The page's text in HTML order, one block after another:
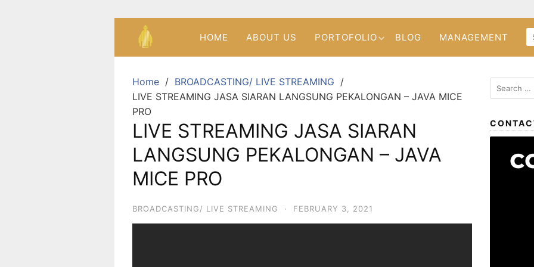
HOME ABOUT US PORTOFOLIO BLOG MANAGEMENT
Home
BROADCASTING/ LIVE STREAMING
LIVE STREAMING JASA SIARAN LANGSUNG PEKALONGAN – JAVA MICE
PRO
LIVE STREAMING JASA SIARAN
LANGSUNG PEKALONGAN – JAVA
MICE PRO
BROADCASTING/ LIVE STREAMING · FEBRUARY 3, 2021